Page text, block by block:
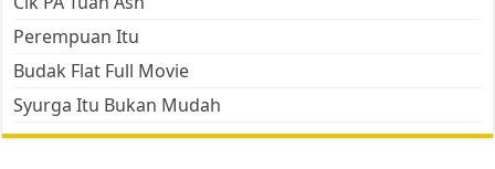
Perempuan Itu
Budak Flat Full Movie
Syurga Itu Bukan Mudah